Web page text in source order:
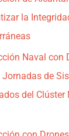
la
Naval con
Jornadas de
del